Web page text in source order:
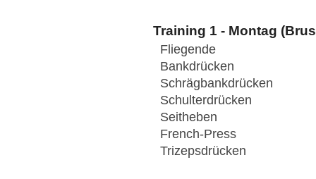
Training 1 - Montag
Fliegende
Bankdrücken
Schrägbankdrücken
Schulterdrücken
Seitheben
French-Press
Trizepsdrücken